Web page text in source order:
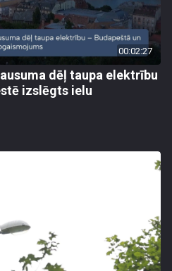
00:02:27
dēļ taupa elektrību
izslēgts ielu